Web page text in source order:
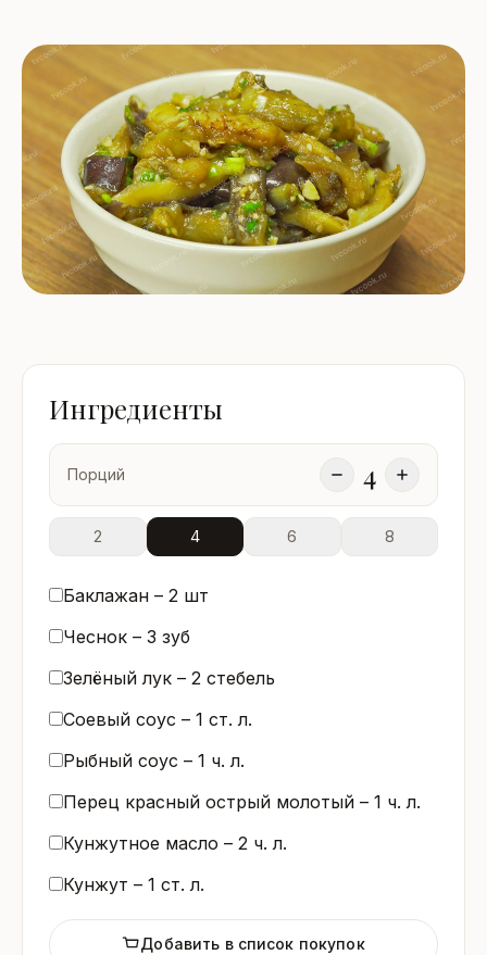
Ингредиенты
Порций 4
2 4 6 8
Баклажан – 2 шт
Чеснок – 3 зуб
Зелёный лук – 2 стебель
Соевый соус – 1 ст. л.
Рыбный соус – 1 ч. л.
Перец красный острый молотый – 1 ч. л.
Кунжутное масло – 2 ч. л.
Кунжут – 1 ст. л.
Добавить в список покупок